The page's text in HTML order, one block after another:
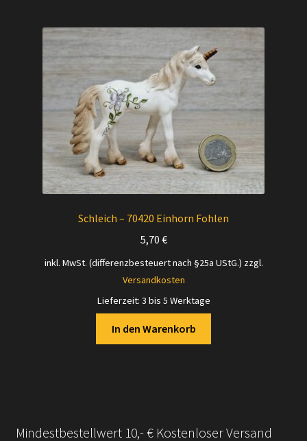
Schleich – 70420 Einhorn Fohlen
5,70 €
inkl. MwSt. (differenzbesteuert nach §25a UStG.) zzgl.
Versandkosten
Lieferzeit: 3 bis 5 Werktage
In den Warenkorb
Mindestbestellwert 10,- € Kostenloser Versand